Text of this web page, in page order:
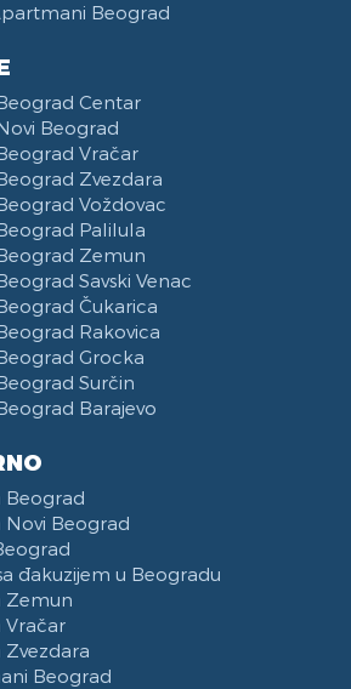
Beograd
Centar
Beograd
Vračar
Zvezdara
Voždovac
Palilula
Zemun
Savski Venac
Čukarica
Rakovica
Grocka
Surčin
Barajevo
Beograd
Novi Beograd
đakuzijem u Beogradu
Zemun
Vračar
Zvezdara
Beograd